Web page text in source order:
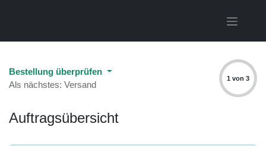
Bestellung überprüfen
Als nächstes: Versand
1 von 3
Auftragsübersicht